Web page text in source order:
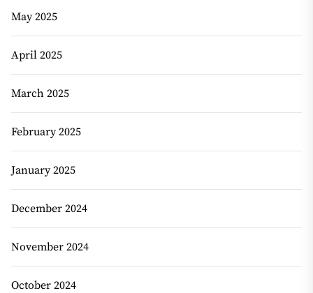
May 2025
April 2025
March 2025
February 2025
January 2025
December 2024
November 2024
October 2024